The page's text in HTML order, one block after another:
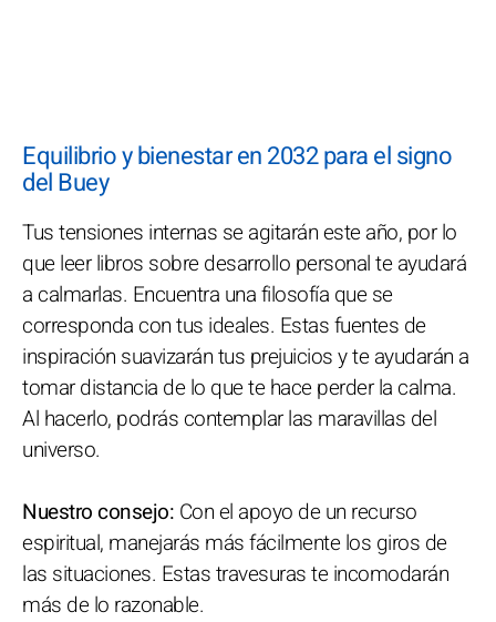
Equilibrio y bienestar en 2032 para el signo
del Buey
Tus tensiones internas se agitarán este año, por lo
que leer libros sobre desarrollo personal te ayudará
a calmarlas. Encuentra una filosofía que se
corresponda con tus ideales. Estas fuentes de
inspiración suavizarán tus prejuicios y te ayudarán a
tomar distancia de lo que te hace perder la calma.
Al hacerlo, podrás contemplar las maravillas del
universo.
Nuestro consejo: Con el apoyo de un recurso
espiritual, manejarás más fácilmente los giros de
las situaciones. Estas travesuras te incomodarán
más de lo razonable.